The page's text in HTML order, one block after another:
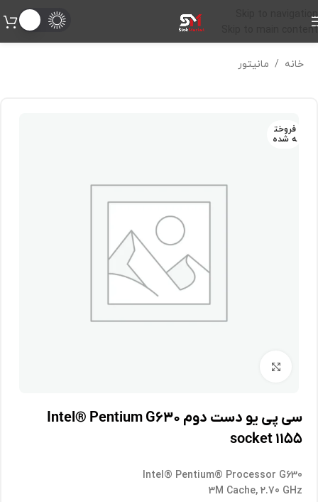
Skip to navigation
Skip to main content
خانه / مانیتور
فروخت
ه شده
سی پی یو دست دوم Intel® Pentium G۶۳۰
socket ۱۱۵۵
Intel® Pentium® Processor G630
3M Cache, 2.70 GHz